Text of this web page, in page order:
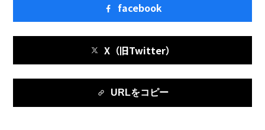
facebook
X（旧Twitter）
URLをコピー